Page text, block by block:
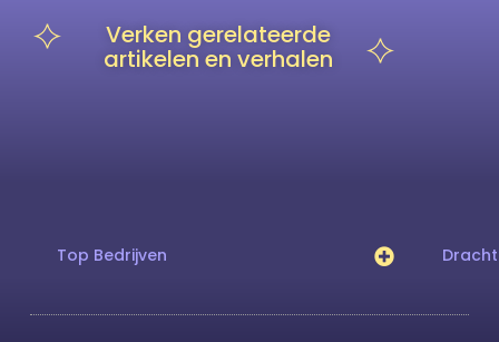
Verken gerelateerde
artikelen en verhalen
Top Bedrijven